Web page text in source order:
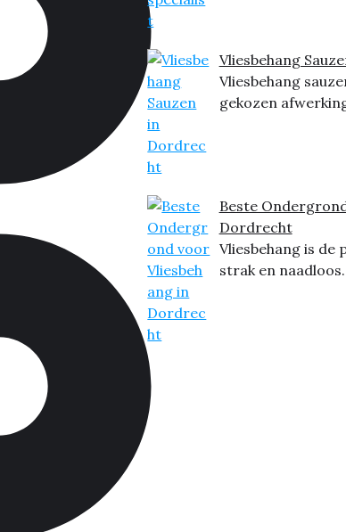
Vliesbehang
Vliesbehang
gekozen
Beste
Dordrecht
Vliesbehang is de
strak en